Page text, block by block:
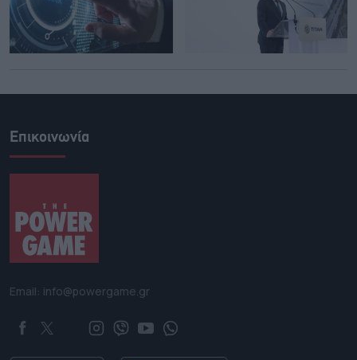
Επικοινωνία
Email: info@powergame.gr